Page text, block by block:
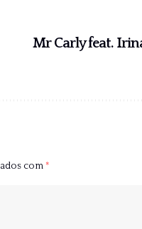
Mr Carly feat.
com*